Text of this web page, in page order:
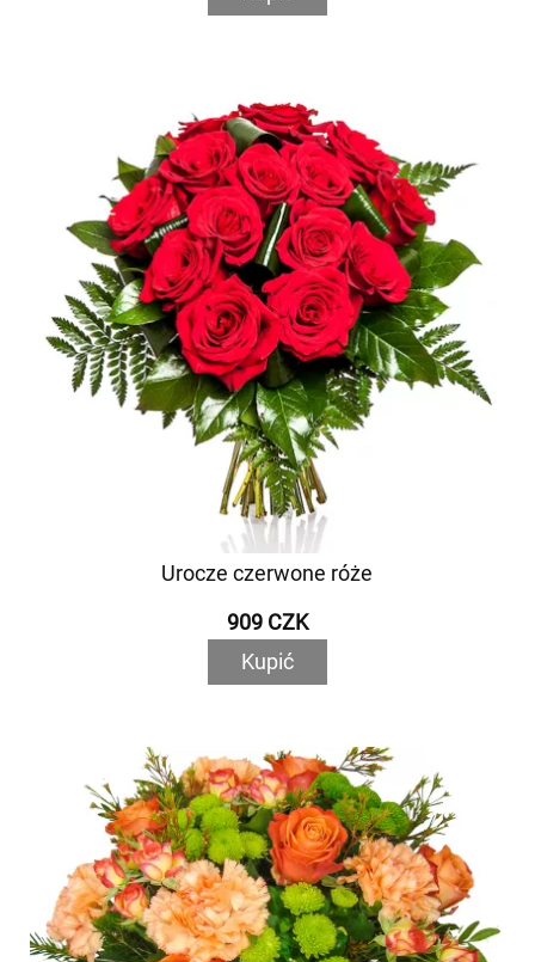
Urocze czerwone róże
909 CZK
Kupić